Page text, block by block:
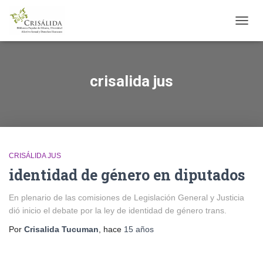
MODO
crisalida jus
CRISÁLIDA JUS
identidad de género en diputados
En plenario de las comisiones de Legislación General y Justicia
dió inicio el debate por la ley de identidad de género trans.
Por Crisalida Tucuman , hace 15 años